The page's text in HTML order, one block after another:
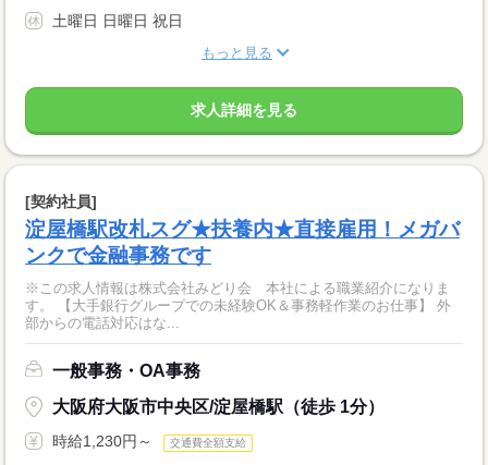
土曜日 日曜日 祝日
もっと見る
求人詳細を見る
[契約社員]
淀屋橋駅改札スグ★扶養内★直接雇用！メガバ
ンクで金融事務です
※この求人情報は株式会社みどり会 本社による職業紹介になりま
す。 【大手銀行グループでの未経験OK＆事務軽作業のお仕事】 外
部からの電話対応はな...
一般事務・OA事務
大阪府大阪市中央区/淀屋橋駅（徒歩 1分）
時給1,230円～ 交通費全額支給